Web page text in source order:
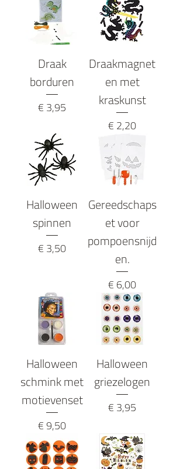
Draak
borduren
Prijs
€ 3,95
Draakmagnet
en met
kraskunst
Prijs
€ 2,20
Halloween
spinnen
Prijs
€ 3,50
Gereedschaps
et voor
pompoensnijd
en.
Prijs
€ 6,00
Halloween
schmink met
motievenset
Prijs
€ 9,50
Halloween
griezelogen
Prijs
€ 3,95